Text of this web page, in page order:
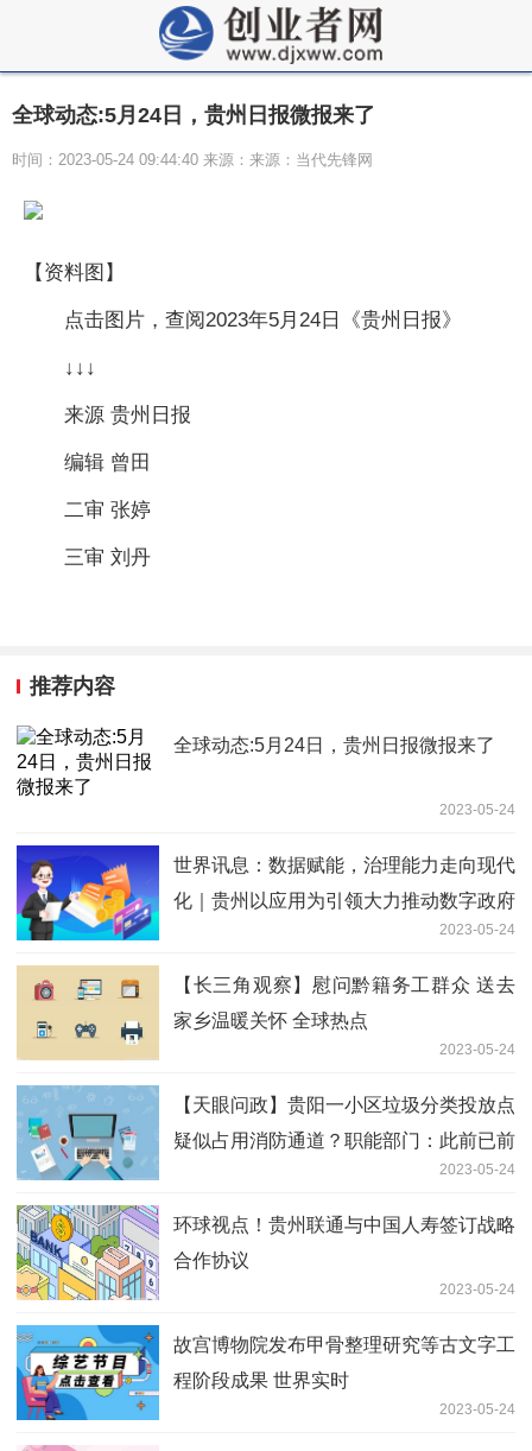
全球动态:5月24日，贵州日报微报来了
时间：2023-05-24 09:44:40 来源：来源：当代先锋网
【资料图】
点击图片，查阅2023年5月24日《贵州日报》
↓↓↓
来源 贵州日报
编辑 曾田
二审 张婷
三审 刘丹
推荐内容
全球动态:5月24日，贵州日报微报来了
2023-05-24
世界讯息：数据赋能，治理能力走向现代
化｜贵州以应用为引领大力推动数字政府
2023-05-24
【长三角观察】慰问黔籍务工群众 送去
家乡温暖关怀 全球热点
2023-05-24
【天眼问政】贵阳一小区垃圾分类投放点
疑似占用消防通道？职能部门：此前已前
往勘验不属于消防通道 全球快播报2023-05-24
环球视点！贵州联通与中国人寿签订战略
合作协议
2023-05-24
故宫博物院发布甲骨整理研究等古文字工
程阶段成果 世界实时
2023-05-24